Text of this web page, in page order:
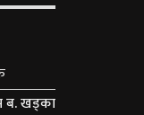
ब. खड्का